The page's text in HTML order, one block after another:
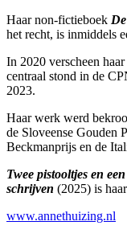
Haar non-fictieboek
het recht, is inmiddels
In 2020 verscheen
centraal stond in de
2023.
Haar werk werd
de Sloveense Gouden
Beckmanprijs en de
Twee pistooltjes en
schrijven (2025) is
www.annethuizing.nl